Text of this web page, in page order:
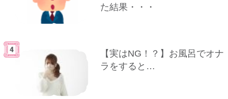
た結果・・・
【実はNG！？】お風呂でオナ
ラをすると…